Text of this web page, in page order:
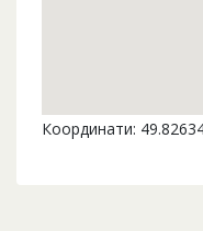
Координати: